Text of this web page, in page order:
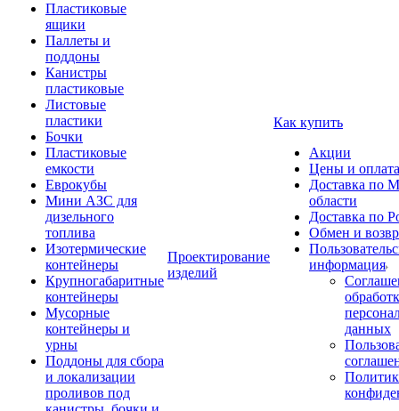
Пластиковые
ящики
Паллеты и
поддоны
Канистры
пластиковые
Листовые
пластики
Бочки
Пластиковые
емкости
Еврокубы
Мини АЗС для
дизельного
топлива
Изотермические
контейнеры
Крупногабаритные
контейнеры
Мусорные
контейнеры и
урны
Поддоны для сбора
и локализации
проливов под
Проектирование
изделий
Как купить
Акции
Цены и оплата
Доставка по
области
Доставка по
Обмен и
информация
данных